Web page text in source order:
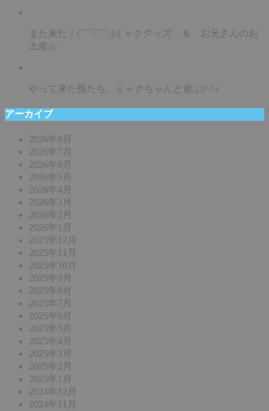
また来た！(￣▽￣;)ミャクグッズ ＆ お兄さんのお
土産☆
やって来た孫たち、ミャクちゃんと遊ぶ(^^♪
アーカイブ
2026年8月
2026年7月
2026年6月
2026年5月
2026年4月
2026年3月
2026年2月
2026年1月
2025年12月
2025年11月
2025年10月
2025年9月
2025年8月
2025年7月
2025年6月
2025年5月
2025年4月
2025年3月
2025年2月
2025年1月
2024年12月
2024年11月